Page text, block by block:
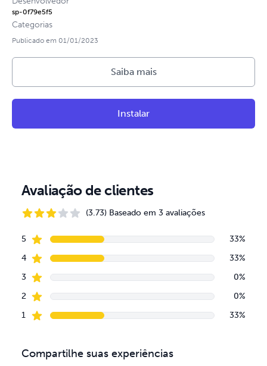
sp-0f79e5f5
Categorias
Publicado em 01/01/2023
Saiba mais
Instalar
Avaliação de clientes
3.73 de 5 estrelas
(3.73) Baseado em 3 avaliações
Dados de avaliações
5estrelas
33%
4estrelas
33%
3 estrelas
0%
2 estrelas
0%
1 estrelas 33%
Compartilhe suas experiências